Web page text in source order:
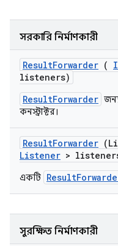
সরকারি নির্মাণকারী
ResultForwarder (
listeners)
ResultForwarder
কনস্ট্রাক্টর।
ResultForwarder
Listener >
একটি
সুরক্ষিত নির্মাণকারী